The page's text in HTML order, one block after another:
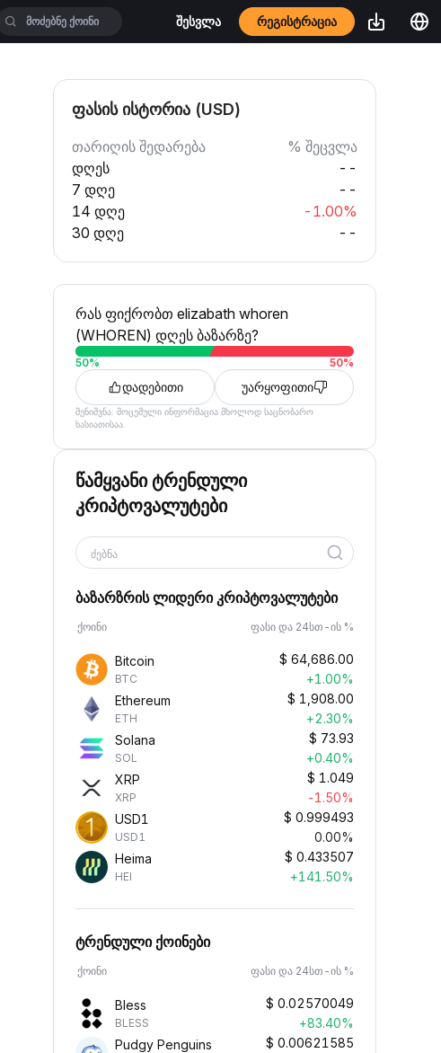
შესვლა რეგისტრაცია
ფასის ისტორია (USD)
თარიღის შედარება
% შეცვლა
დღეს
--
7 დღე
--
14 დღე
-1.00%
30 დღე
--
რას ფიქრობთ elizabath whoren
(WHOREN) დღეს ბაზარზე?
50% 50%
დადებითი უარყოფითი
შენიშვნა: მოცემული ინფორმაცია მხოლოდ საცნობარო
ხასიათისაა.
წამყვანი ტრენდული
კრიპტოვალუტები
ძებნა
ბაზარზრის ლიდერი კრიპტოვალუტები
ქოინი ფასი და 24სთ-ის %
Bitcoin
BTC
$ 64,686.00
+1.00%
Ethereum
ETH
$ 1,908.00
+2.30%
Solana
SOL
$ 73.93
+0.40%
XRP
XRP
$ 1.049
-1.50%
USD1
USD1
$ 0.999493
0.00%
Heima
HEI
$ 0.433507
+141.50%
ტრენდული ქოინები
ქოინი ფასი და 24სთ-ის %
Bless
BLESS
$ 0.02570049
+83.40%
Pudgy Penguins
$ 0.00621585